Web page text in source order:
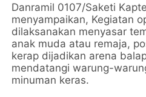
Danramil 0107/Saketi
menyampaikan, Kegiatan
dilaksanakan menyasar
anak muda atau remaja,
kerap dijadikan arena
mendatangi warung-
minuman keras.